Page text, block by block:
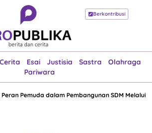
Berkontribusi
Cerita Esai Justisia Sastra
Olahraga
Pariwara
Beranda
Esai
Justisia
Sastra
Olahraga
Pariwara
Pemuda dalam Pembangunan SDM Melalui